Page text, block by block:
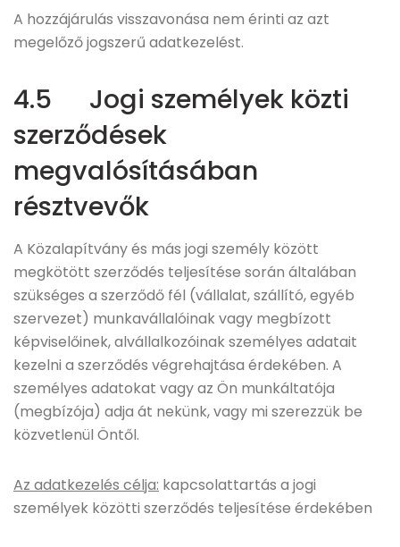
A hozzájárulás visszavonása nem érinti az azt
megelőző jogszerű adatkezelést.
4.5 Jogi személyek közti
szerződések
megvalósításában
résztvevők
A Közalapítvány és más jogi személy között
megkötött szerződés teljesítése során általában
szükséges a szerződő fél (vállalat, szállító, egyéb
szervezet) munkavállalóinak vagy megbízott
képviselőinek, alvállalkozóinak személyes adatait
kezelni a szerződés végrehajtása érdekében. A
személyes adatokat vagy az Ön munkáltatója
(megbízója) adja át nekünk, vagy mi szerezzük be
közvetlenül Öntől.
Az adatkezelés célja: kapcsolattartás a jogi
személyek közötti szerződés teljesítése érdekében